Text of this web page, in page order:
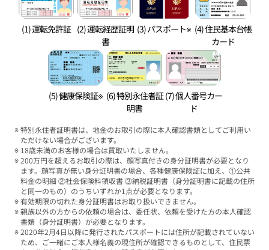
(1) 運転免許証 (2) 運転経歴証明
書
(3) パスポート※ (4) 住民基本台帳
カード
(5) 健康保険証※ (6) 特別永住者証
明書
(7) 個人番号カー
ド
特別永住者証明書は、地金のお取引の際に本人確認書類としてご利用い
ただけない場合がございます。
18歳未満のお客様の場合は買取いたしません。
200万円を超えるお取引の際は、顔写真付きの身分証明書が必要となり
ます。顔写真が無い身分証明書の場合、各種健康保険証に加え、①公共
料金の明細 ②社会保険料領収書 ③納税証明書（身分証明書に記載の住所
と同一のもの）のうちいずれか1点が必要となります。
有効期限の切れた身分証明書はお取り扱いできません。
親族以外の方からの依頼の場合は、委任状、依頼を受けた方の本人確認
書類（身分証明書）が必要となります。
2020年2月4日以降に発行されたパスポートには住所が記載されていない
ため、ご一緒にご本人様名義の現住所が確認できるものとして、住民票